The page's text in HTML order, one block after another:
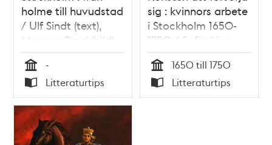
holme till huvudstad
/ Ulf Sindt (text),
Magnus Bard (bild)
Tid
-
Typ
Litteraturtips
sig : kvinnors arbete
i Stockholm 1650-
1750 / Sofia Ling
Tid
1650 till 1750
Typ
Litteraturtips